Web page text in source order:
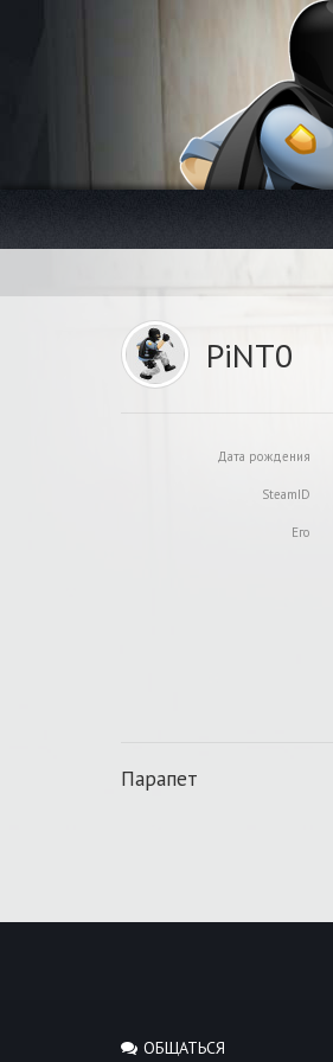
PiNT0
Дата рождения
SteamID
Его
Парапет
ОБЩАТЬСЯ